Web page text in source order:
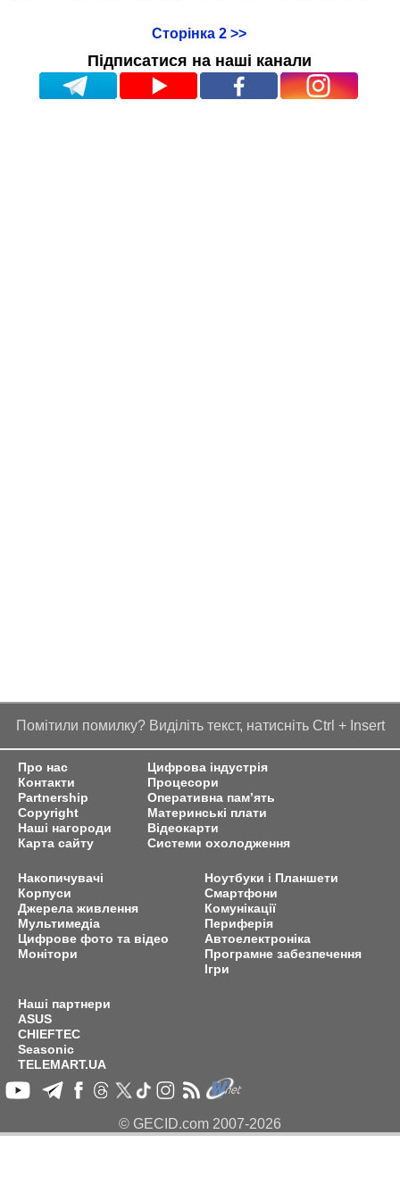
Сторінка 2 >>
Підписатися на наші канали
Помітили помилку? Виділіть текст, натисніть Ctrl + Insert
Про нас
Контакти
Partnership
Copyright
Наші нагороди
Карта сайту
Цифрова індустрія
Процесори
Оперативна пам’ять
Материнські плати
Відеокарти
Системи охолодження
Накопичувачі
Корпуси
Джерела живлення
Мультимедіа
Цифрове фото та відео
Монітори
Ноутбуки і Планшети
Смартфони
Комунікації
Периферія
Автоелектроніка
Програмне забезпечення
Ігри
Наші партнери
ASUS
CHIEFTEC
Seasonic
TELEMART.UA
© GECID.com 2007-2026